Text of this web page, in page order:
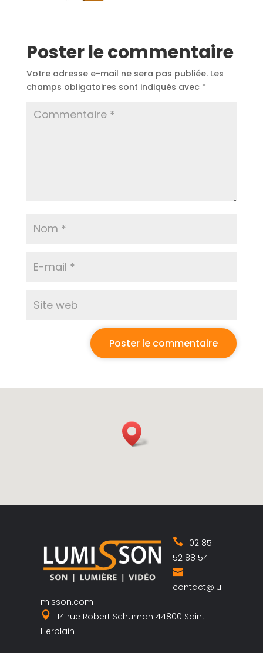
Poster le commentaire
Votre adresse e-mail ne sera pas publiée. Les
champs obligatoires sont indiqués avec *
02 85
52 88 54
contact@lu
misson.com
14 rue Robert Schuman 44800 Saint
Herblain